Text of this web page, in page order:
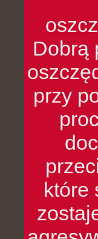
Dobrą
przy
które